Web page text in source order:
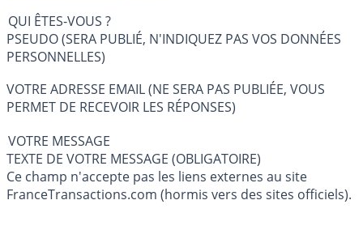
QUI ÊTES-VOUS ?
PSEUDO (SERA PUBLIÉ, N'INDIQUEZ PAS VOS DONNÉES
PERSONNELLES)
VOTRE ADRESSE EMAIL (NE SERA PAS PUBLIÉE, VOUS
PERMET DE RECEVOIR LES RÉPONSES)
VOTRE MESSAGE
TEXTE DE VOTRE MESSAGE (OBLIGATOIRE)
Ce champ n'accepte pas les liens externes au site
FranceTransactions.com (hormis vers des sites officiels).